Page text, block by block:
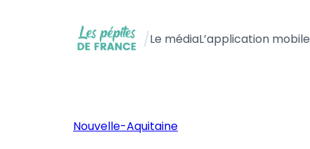
/Le médiaL’application mobile
Nouvelle-Aquitaine